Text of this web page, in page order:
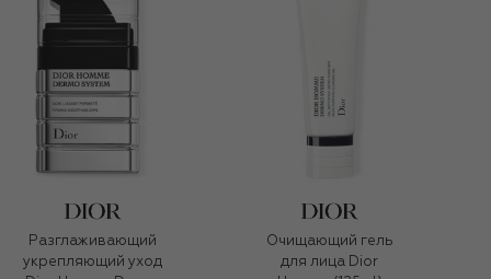
Разглаживающий
укрепляющий уход
Очищающий гель
для лица Dior